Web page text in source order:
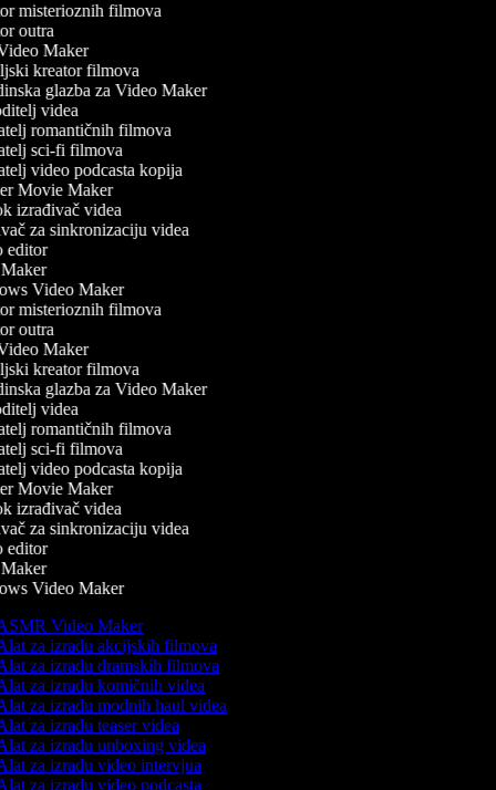
misterioznih filmova
outra
Maker
kreator filmova
glazba za Video Maker
videa
romantičnih filmova
sci-fi filmova
video podcasta kopija
Movie Maker
izrađivač videa
za sinkronizaciju videa
Video Maker
misterioznih filmova
outra
Maker
kreator filmova
glazba za Video Maker
videa
romantičnih filmova
sci-fi filmova
video podcasta kopija
Movie Maker
izrađivač videa
za sinkronizaciju videa
Video Maker
Video Maker
za izradu akcijskih filmova
za izradu dramskih filmova
za izradu komičnih videa
za izradu modnih haul videa
za izradu teaser videa
za izradu unboxing videa
za izradu video intervjua
za izradu video podcasta